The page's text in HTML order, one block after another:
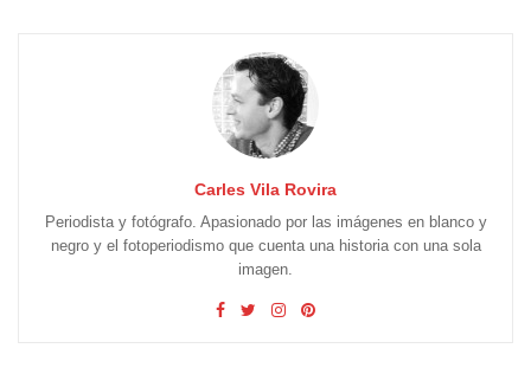
Carles Vila Rovira
Periodista y fotógrafo. Apasionado por las imágenes en blanco y
negro y el fotoperiodismo que cuenta una historia con una sola
imagen.